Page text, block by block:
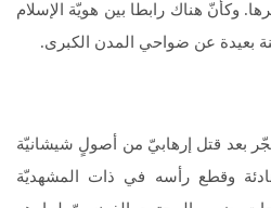
وكأنّ هناك رابطا بين هويّة الإسلام
بعيدة عن ضواحي المدن الكبرى.
بعد قتل إرهابيّ من أصولٍ شيشانيّة
وقطع رأسه في ذات المشهديّة